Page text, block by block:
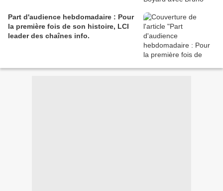
Part d'audience hebdomadaire : Pour
la première fois de son histoire, LCI
leader des chaînes info.